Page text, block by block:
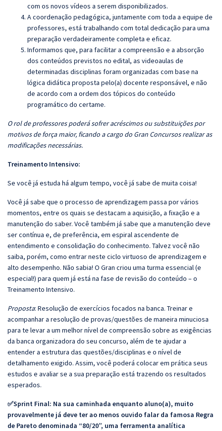
com os novos vídeos a serem disponibilizados.
A coordenação pedagógica, juntamente com toda a equipe de
professores, está trabalhando com total dedicação para uma
preparação verdadeiramente completa e eficaz.
Informamos que, para facilitar a compreensão e a absorção
dos conteúdos previstos no edital, as videoaulas de
determinadas disciplinas foram organizadas com base na
lógica didática proposta pelo(a) docente responsável, e não
de acordo com a ordem dos tópicos do conteúdo
programático do certame.
O rol de professores poderá sofrer acréscimos ou substituições por
motivos de força maior, ficando a cargo do Gran Concursos realizar as
modificações necessárias.
Treinamento Intensivo:
Se você já estuda há algum tempo, você já sabe de muita coisa!
Você já sabe que o processo de aprendizagem passa por vários
momentos, entre os quais se destacam a aquisição, a fixação e a
manutenção do saber. Você também já sabe que a manutenção deve
ser contínua e, de preferência, em espiral ascendente de
entendimento e consolidação do conhecimento. Talvez você não
saiba, porém, como entrar neste ciclo virtuoso de aprendizagem e
alto desempenho. Não sabia! O Gran criou uma turma essencial (e
especial!) para quem já está na fase de revisão do conteúdo – o
Treinamento Intensivo.
Proposta: Resolução de exercícios focados na banca. Treinar e
acompanhar a resolução de provas/questões de maneira minuciosa
para te levar a um melhor nível de compreensão sobre as exigências
da banca organizadora do seu concurso, além de te ajudar a
entender a estrutura das questões/disciplinas e o nível de
detalhamento exigido. Assim, você poderá colocar em prática seus
estudos e avaliar se a sua preparação está trazendo os resultados
esperados.
✅Sprint Final: Na sua caminhada enquanto aluno(a), muito
provavelmente já deve ter ao menos ouvido falar da famosa Regra
de Pareto denominada “80/20”, uma ferramenta analítica